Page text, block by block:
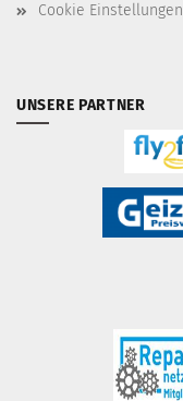
Cookie Einstellungen
UNSERE PARTNER